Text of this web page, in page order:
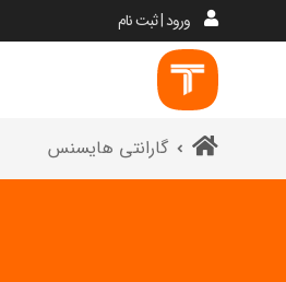
ورود | ثبت نام
گارانتی هایسنس